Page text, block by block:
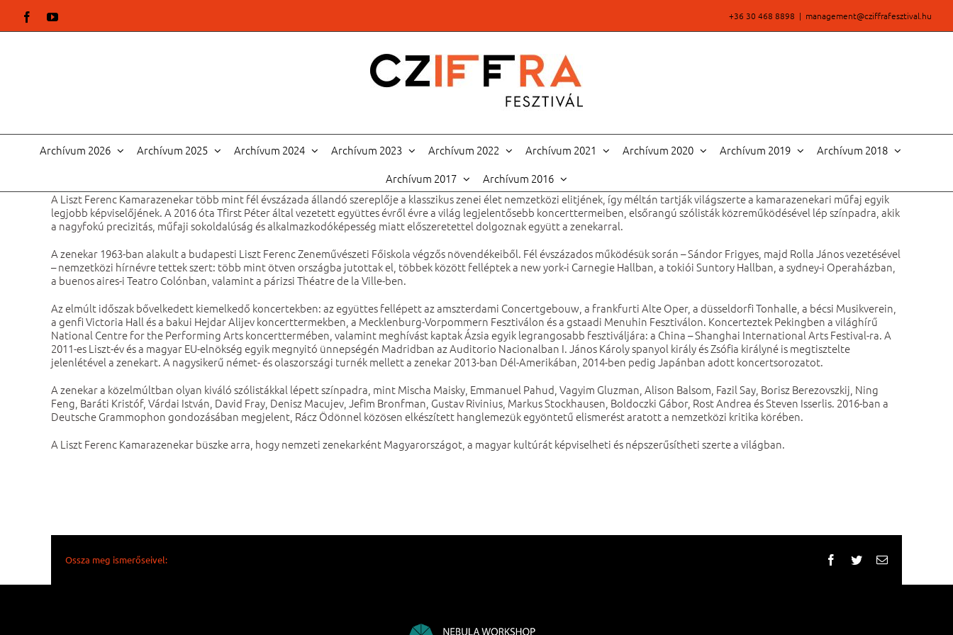
Kihagyás FacebookYouTube +36 30 468 8898 | management@cziffrafesztival.hu
Archívum 2026 Archívum 2025 Archívum 2024 Archívum 2023 Archívum 2022 Archívum 2021 Archívum 2020 Archívum 2019
Archívum 2018
Archívum 2017
Archívum 2016
A Liszt Ferenc Kamarazenekar több mint fél évszázada állandó szereplője a klasszikus zenei élet nemzetközi elitjének, így méltán tartják világszerte a kamarazenekari műfaj egyik
legjobb képviselőjének. A 2016 óta Tfirst Péter által vezetett együttes évről évre a világ legjelentősebb koncerttermeiben, elsőrangú szólisták közreműködésével lép színpadra, akik
a nagyfokú precizitás, műfaji sokoldalúság és alkalmazkodóképesség miatt előszeretettel dolgoznak együtt a zenekarral.
A zenekar 1963-ban alakult a budapesti Liszt Ferenc Zeneművészeti Főiskola végzős növendékeiből. Fél évszázados működésük során – Sándor Frigyes, majd Rolla János vezetésével
– nemzetközi hírnévre tettek szert: több mint ötven országba jutottak el, többek között felléptek a new york-i Carnegie Hallban, a tokiói Suntory Hallban, a sydney-i Operaházban,
a buenos aires-i Teatro Colónban, valamint a párizsi Théatre de la Ville-ben.
Az elmúlt időszak bővelkedett kiemelkedő koncertekben: az együttes fellépett az amszterdami Concertgebouw, a frankfurti Alte Oper, a düsseldorfi Tonhalle, a bécsi Musikverein,
a genfi Victoria Hall és a bakui Hejdar Alijev koncerttermekben, a Mecklenburg-Vorpommern Fesztiválon és a gstaadi Menuhin Fesztiválon. Koncerteztek Pekingben a világhírű
National Centre for the Performing Arts koncerttermében, valamint meghívást kaptak Ázsia egyik legrangosabb fesztiváljára: a China – Shanghai International Arts Festival-ra. A
2011-es Liszt-év és a magyar EU-elnökség egyik megnyitó ünnepségén Madridban az Auditorio Nacionalban I. János Károly spanyol király és Zsófia királyné is megtisztelte
jelenlétével a zenekart. A nagysikerű német- és olaszországi turnék mellett a zenekar 2013-ban Dél-Amerikában, 2014-ben pedig Japánban adott koncertsorozatot.
A zenekar a közelmúltban olyan kiváló szólistákkal lépett színpadra, mint Mischa Maisky, Emmanuel Pahud, Vagyim Gluzman, Alison Balsom, Fazil Say, Borisz Berezovszkij, Ning
Feng, Baráti Kristóf, Várdai István, David Fray, Denisz Macujev, Jefim Bronfman, Gustav Rivinius, Markus Stockhausen, Boldoczki Gábor, Rost Andrea és Steven Isserlis. 2016-ban a
Deutsche Grammophon gondozásában megjelent, Rácz Ödönnel közösen elkészített hanglemezük egyöntetű elismerést aratott a nemzetközi kritika körében.
A Liszt Ferenc Kamarazenekar büszke arra, hogy nemzeti zenekarként Magyarországot, a magyar kultúrát képviselheti és népszerűsítheti szerte a világban.
Ossza meg ismerőseivel: Facebook
TwitterEmail: